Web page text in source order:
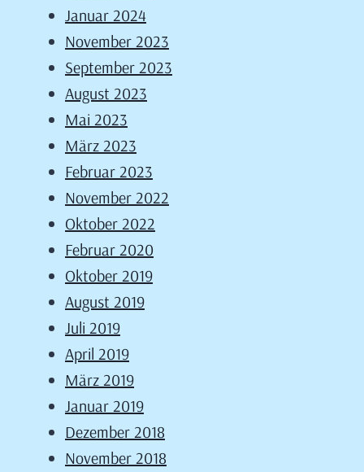
Januar 2024
November 2023
September 2023
August 2023
Mai 2023
März 2023
Februar 2023
November 2022
Oktober 2022
Februar 2020
Oktober 2019
August 2019
Juli 2019
April 2019
März 2019
Januar 2019
Dezember 2018
November 2018